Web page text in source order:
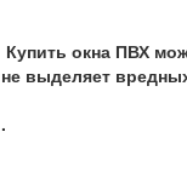
Купить окна ПВХ
не выделяет
.